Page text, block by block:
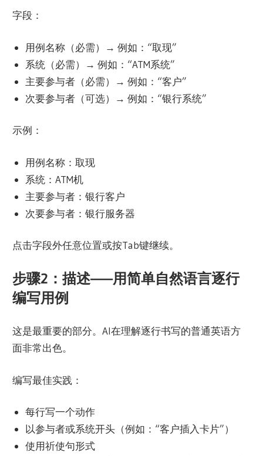
字段：
用例名称（必需）→ 例如：“取现”
系统（必需）→ 例如：“ATM系统”
主要参与者（必需）→ 例如：“客户”
次要参与者（可选）→ 例如：“银行系统”
示例：
用例名称：取现
系统：ATM机
主要参与者：银行客户
次要参与者：银行服务器
点击字段外任意位置或按Tab键继续。
步骤2：描述——用简单自然语言逐行
编写用例
这是最重要的部分。AI在理解逐行书写的普通英语方
面非常出色。
编写最佳实践：
每行写一个动作
以参与者或系统开头（例如：“客户插入卡片”）
使用祈使句形式